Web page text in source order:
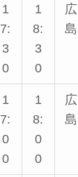
1
7:
3
0
1
8:
3
0
広
島
1
7:
0
0
1
8:
0
0
広
島